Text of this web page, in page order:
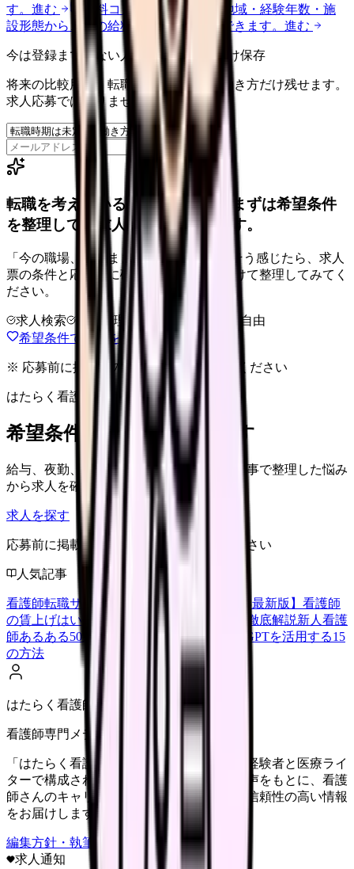
す。 進む 給料コンパスで比較する地域・経験年数・施
設形態から、今の給料の現在地を確認できます。 進む
今は登録までしない人向け: 希望条件だけ保存
将来の比較用に、転職時期と気になる働き方だけ残せます。
求人応募ではありません。
保存
転職を考えている看護師さんへ。まずは希望条件
を整理して、求人を見比べられます。
「今の職場、このままでいいのかな...」そう感じたら、求人
票の条件と応募前に確認したい不安を分けて整理してみてく
ださい。
求人検索 条件整理 相談だけOK
退会自由
希望条件で求人を探す
※ 応募前に掲載元の最新情報を確認してください
はたらく看護師さん 求人
希望条件で看護師求人を探す
給与、夜勤、休み、ブランクなど、この記事で整理した悩み
から求人を確認できます。
求人を探す
応募前に掲載元の最新情報を確認してください
人気記事
看護師転職サイトランキングTOP5【2026年最新版】 看護師
の賃上げはいくら？2026年度の最新情報を徹底解説新人看護
師あるある50選【共感必至】
看護師がChatGPTを活用する15
の方法
はたらく看護師さん編集部
看護師専門メディア
「はたらく看護師さん」編集部は、看護師経験者と医療ライ
ターで構成されています。現場のリアルな声をもとに、看護
師さんのキャリア・転職・働き方に関する信頼性の高い情報
をお届けします。
編集方針・執筆体制・監修体制を見る
求人通知